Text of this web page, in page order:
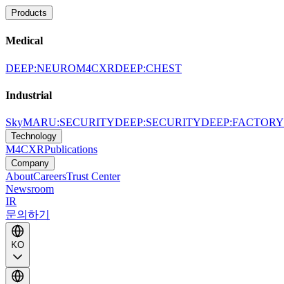
Products
Medical
DEEP:NEUROM4CXRDEEP:CHEST
Industrial
SkyMARU:SECURITYDEEP:SECURITYDEEP:FACTORY
Technology
M4CXRPublications
Company
AboutCareersTrust Center
Newsroom
IR
문의하기
KO